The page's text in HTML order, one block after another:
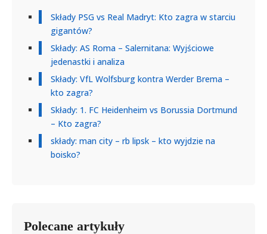
Składy PSG vs Real Madryt: Kto zagra w starciu
gigantów?
Składy: AS Roma – Salernitana: Wyjściowe
jedenastki i analiza
Składy: VfL Wolfsburg kontra Werder Brema –
kto zagra?
Składy: 1. FC Heidenheim vs Borussia Dortmund
– Kto zagra?
składy: man city – rb lipsk – kto wyjdzie na
boisko?
Polecane artykuły